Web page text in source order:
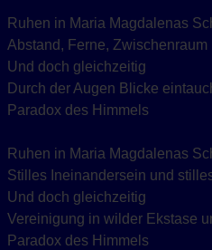
Ruhen in Maria Magdalenas
Abstand, Ferne, Zwischenraum
Und doch gleichzeitig
Durch der Augen Blicke
Paradox des Himmels
Ruhen in Maria Magdalenas
Stilles Ineinandersein und
Und doch gleichzeitig
Vereinigung in wilder Ekstase
Paradox des Himmels